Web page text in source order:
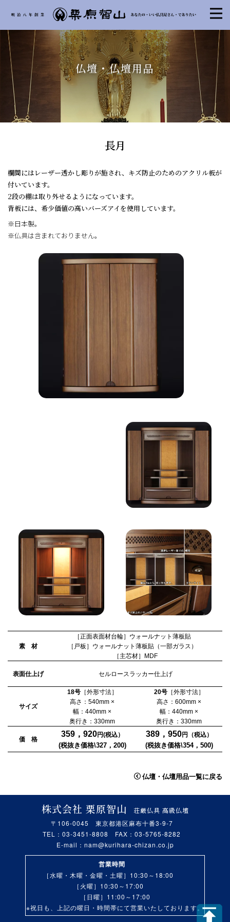
仏壇・仏壇用品
長月
欄間にはレーザー透かし彫りが施され、キズ防止のためのアクリル板が
付いています。
2段の棚は取り外せるようになっています。
背板には、希少価値の高いバーズアイを使用しています。
※日本製。
※仏具は含まれておりません。
素 材
［正面表面材台輪］ウォールナット薄板貼
［戸板］ウォールナット薄板貼（一部ガラス）
［主芯材］MDF
表面仕上げ セルロースラッカー仕上げ
サイズ
18号［外形寸法］
高さ：540mm ×
幅：440mm ×
奥行き：330mm
20号［外形寸法］
高さ：600mm ×
幅：440mm ×
奥行き：330mm
価 格
359，920円(税込）
(税抜き価格\327，200)
389，950円（税込）
(税抜き価格\354，500)
仏壇・仏壇用品一覧に戻る
株式会社 栗原智山
荘厳仏具 高級仏壇
〒106-0045 東京都港区麻布十番3-9-7
TEL：03-3451-8808 FAX：03-5765-8282
E-mail： nam@kurihara-chizan.co.jp
営業時間
［水曜・木曜・金曜・土曜］10:30～18:00
［火曜］10:30～17:00
［日曜］11:00～17:00
※祝日も、上記の曜日・時間帯にて営業いたしております。